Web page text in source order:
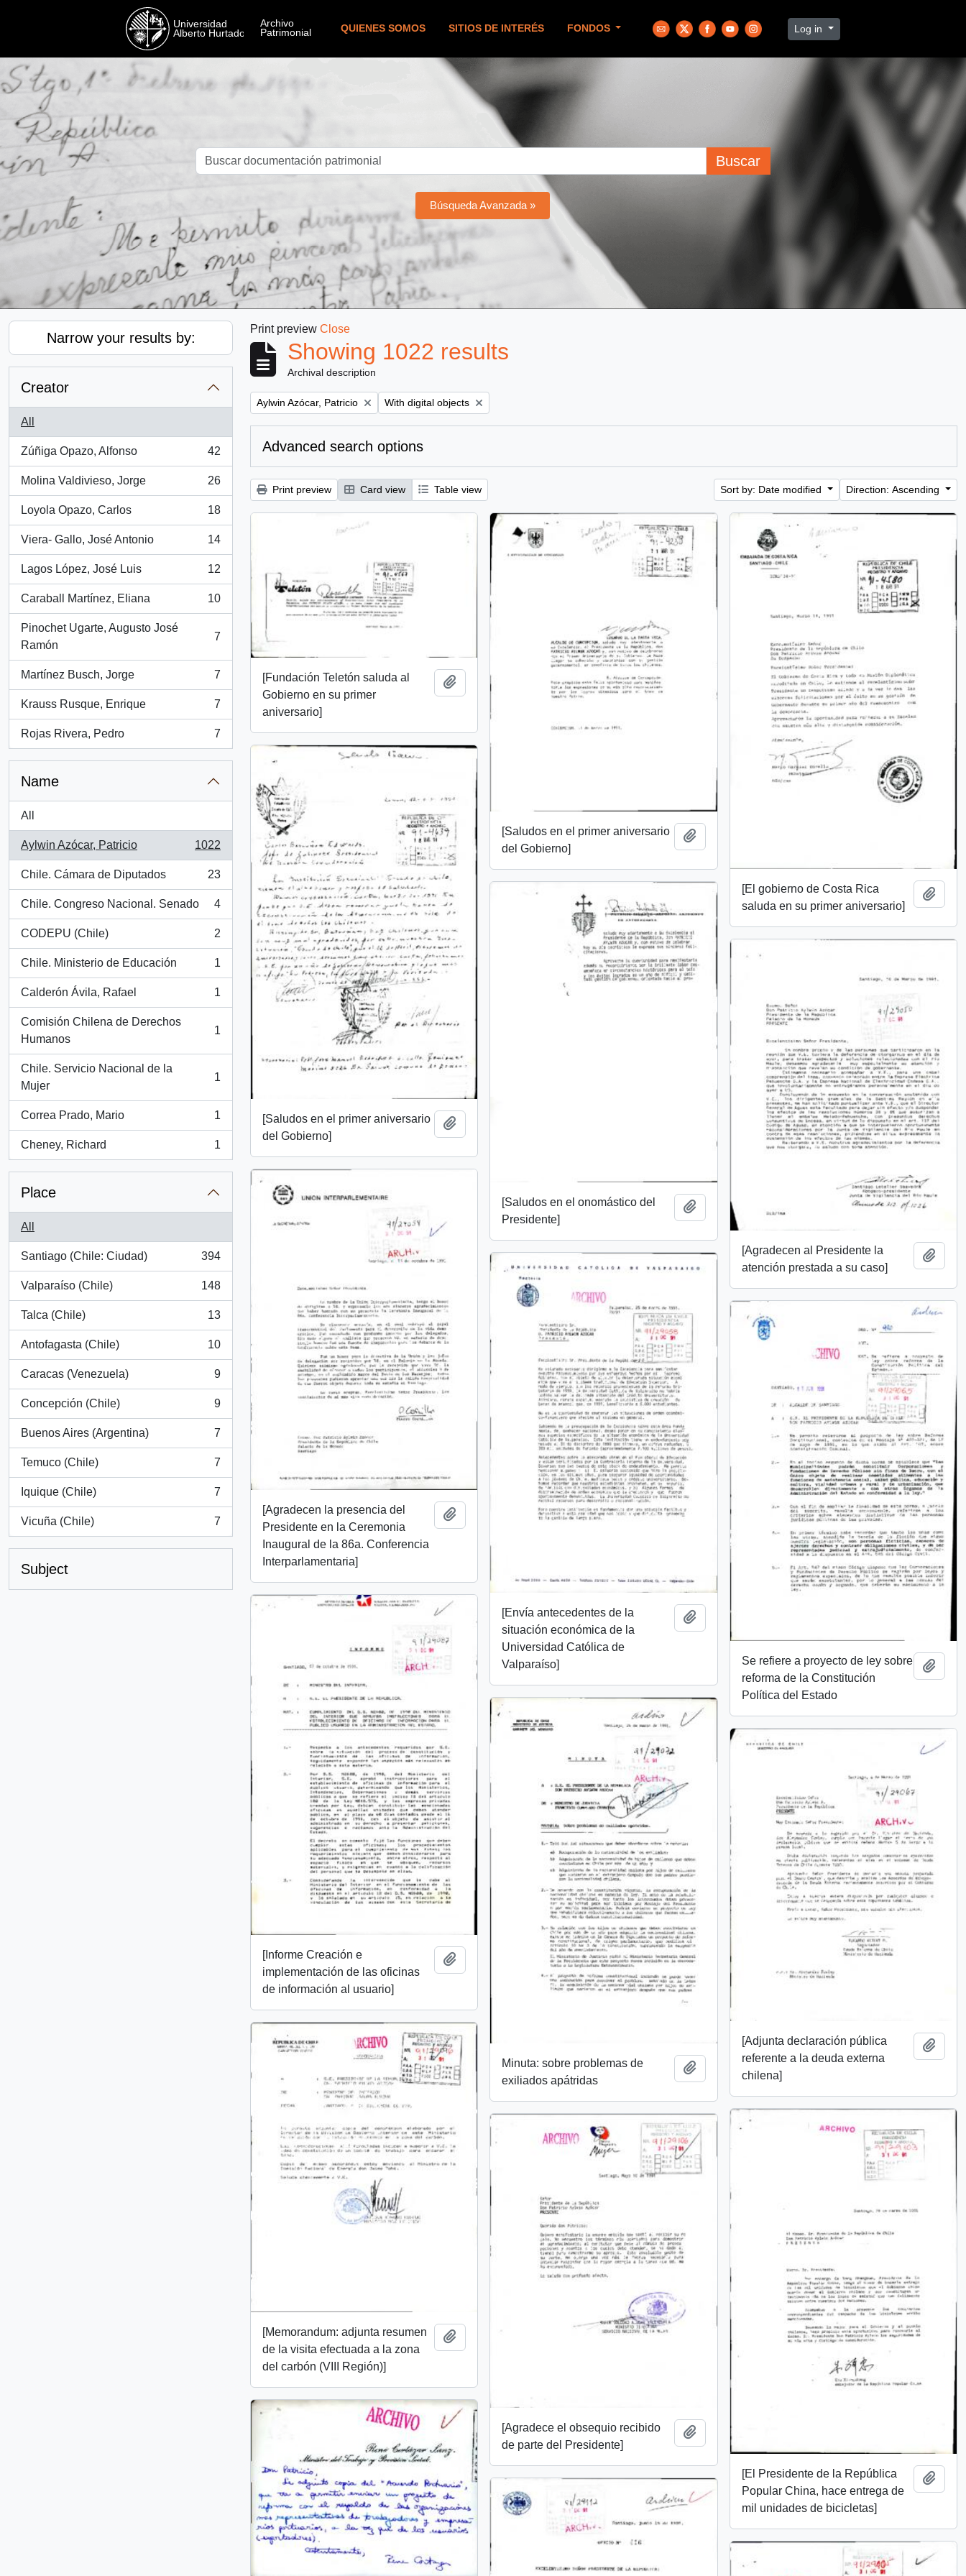
QUIENES SOMOS SITIOS DE INTERÉS FONDOS Log in
Buscar
Búsqueda Avanzada »
Narrow your results by:
Creator
All
Zúñiga Opazo, Alfonso
, 42 results
42
Molina Valdivieso, Jorge
, 26 results
26
Loyola Opazo, Carlos
, 18 results
18
Viera- Gallo, José Antonio
, 14 results
14
Lagos López, José Luis
, 12 results
12
Caraball Martínez, Eliana
, 10 results
10
Pinochet Ugarte, Augusto José
Ramón
, 7 results
7
Martínez Busch, Jorge
, 7 results
7
Krauss Rusque, Enrique
, 7 results
7
Rojas Rivera, Pedro
, 7 results
7
Name
All
Aylwin Azócar, Patricio
, 1022 results
1022
Chile. Cámara de Diputados
, 23 results
23
Chile. Congreso Nacional. Senado
, 4 results
4
CODEPU (Chile)
, 2 results
2
Chile. Ministerio de Educación
, 1 results
1
Calderón Ávila, Rafael
, 1 results
1
Comisión Chilena de Derechos
Humanos
, 1 results
1
Chile. Servicio Nacional de la
Mujer
, 1 results
1
Correa Prado, Mario
, 1 results
1
Cheney, Richard
, 1 results
1
Place
All
Santiago (Chile: Ciudad)
, 394 results
394
Valparaíso (Chile)
, 148 results
148
Talca (Chile)
, 13 results
13
Antofagasta (Chile)
, 10 results
10
Caracas (Venezuela)
, 9 results
9
Concepción (Chile)
, 9 results
9
Buenos Aires (Argentina)
, 7 results
7
Temuco (Chile)
, 7 results
7
Iquique (Chile)
, 7 results
7
Vicuña (Chile)
, 7 results
7
Subject
Print preview Close
Showing 1022 results
Archival description
Remove filter:
Aylwin Azócar, Patricio Remove filter:
With digital objects
Advanced search options
Print preview Card view Table view Sort by: Date modified Direction: Ascending
[Fundación Teletón saluda al
Gobierno en su primer
aniversario]
Add to clipboard
[Saludos en el primer aniversario
del Gobierno]
Add to clipboard
[El gobierno de Costa Rica
saluda en su primer aniversario]
Add
[Saludos en el primer aniversario
del Gobierno]
[Saludos en el onomástico del
Presidente]
Add to clipboard
[Agradecen al Presidente la
atención prestada a su caso]
Add
[Agradecen la presencia del
Presidente en la Ceremonia
Inaugural de la 86a. Conferencia
Interparlamentaria]
Add to clipboard
[Envía antecedentes de la
situación económica de la
Universidad Católica de
Valparaíso]
Add to clipboard
Se refiere a proyecto de ley sobre
reforma de la Constitución
Política del Estado
Add
[Informe Creación e
implementación de las oficinas
de información al usuario]
Minuta: sobre problemas de
exiliados apátridas
Add to clipboard
[Adjunta declaración pública
referente a la deuda externa
chilena]
Add
[Memorandum: adjunta resumen
de la visita efectuada a la zona
del carbón (VIII Región)]
[El Presidente de la República
Popular China, hace entrega de
mil unidades de bicicletas]
Add
[Agradece el obsequio recibido
de parte del Presidente]
Add to clipboard